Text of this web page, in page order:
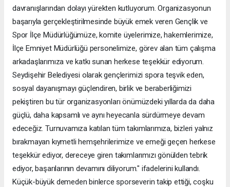
davranışlarından dolayı yürekten kutluyorum. Organizasyonun
başarıyla gerçekleştirilmesinde büyük emek veren Gençlik ve
Spor İlçe Müdürlüğümüze, komite üyelerimize, hakemlerimize,
İlçe Emniyet Müdürlüğü personelimize, görev alan tüm çalışma
arkadaşlarımıza ve katkı sunan herkese teşekkür ediyorum.
Seydişehir Belediyesi olarak gençlerimizi spora teşvik eden,
sosyal dayanışmayı güçlendiren, birlik ve beraberliğimizi
pekiştiren bu tür organizasyonları önümüzdeki yıllarda da daha
güçlü, daha kapsamlı ve aynı heyecanla sürdürmeye devam
edeceğiz. Turnuvamıza katılan tüm takımlarımıza, bizleri yalnız
bırakmayan kıymetli hemşehrilerimize ve emeği geçen herkese
teşekkür ediyor, dereceye giren takımlarımızı gönülden tebrik
ediyor, başarılarının devamını diliyorum." ifadelerini kullandı.
Küçük-büyük demeden binlerce sporseverin takip ettiği, coşku